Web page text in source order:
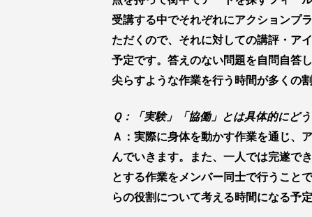
受講する中でそれぞれにアクションプ
ただくので、それに対しての講評・ア
予定です。答えのない問題を自問自答
尖らすような作業を行う時間が多くの
Ｑ：「実験」「協働」とは具体的にど
Ａ：実際に身体を動かす作業を通じ、
んでいきます。また、一人では完遂で
とする作業をメンバー同士で行うこと
らの役割について考える時間になる予定